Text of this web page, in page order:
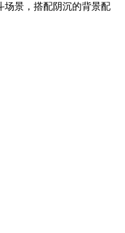
场景，搭配阴沉的背景配